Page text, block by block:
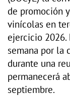
de promoción
vinícolas en
ejercicio 2026.
semana por la
durante una
permanecerá
septiembre.